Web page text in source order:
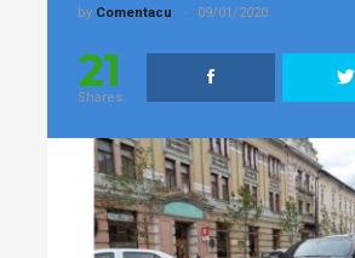
by Comentacu 09/01/2020
21
Shares